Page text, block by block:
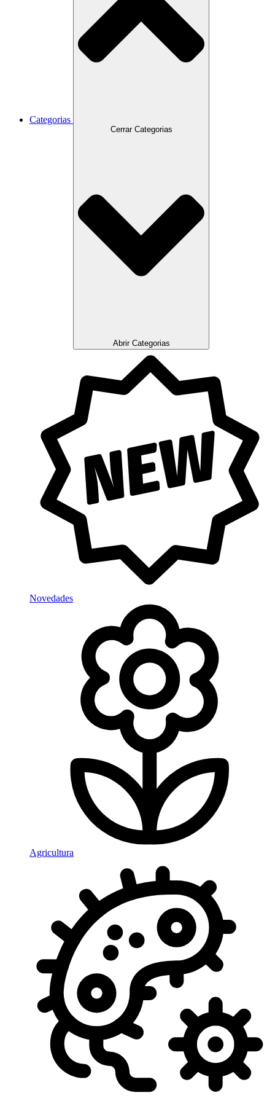
Categorias
Cerrar Categorias
Abrir Categorias
Novedades
Agricultura